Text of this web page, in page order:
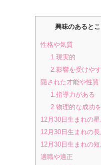
興味のあると
性格や気質
1.現実的
2.影響を受けや
隠された才能や性質
1.指導力がある
2.物理的な成功
12月30日生まれの星
12月30日生まれの
12月30日生まれの
適職や適正